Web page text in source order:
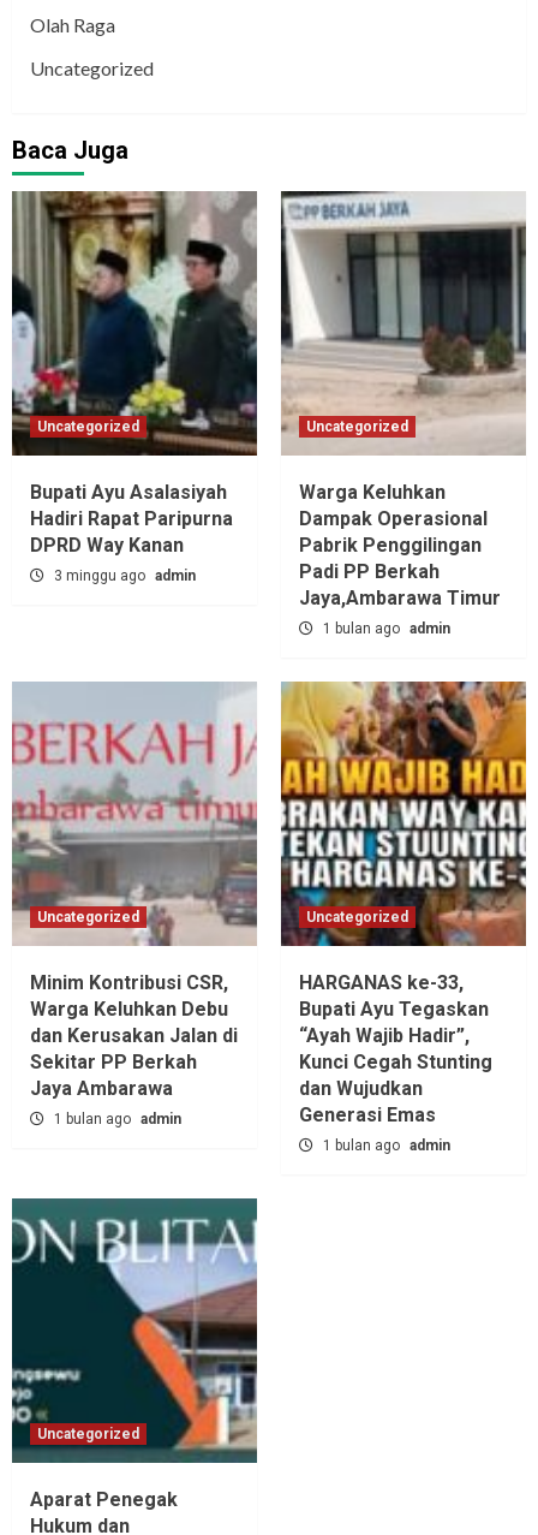
Olah Raga
Uncategorized
Baca Juga
Uncategorized
Bupati Ayu Asalasiyah
Hadiri Rapat Paripurna
DPRD Way Kanan
3 minggu ago admin
Uncategorized
Warga Keluhkan
Dampak Operasional
Pabrik Penggilingan
Padi PP Berkah
Jaya,‎Ambarawa Timur
1 bulan ago admin
Uncategorized
Minim Kontribusi CSR,
Warga Keluhkan Debu
dan Kerusakan Jalan di
Sekitar PP Berkah
Jaya Ambarawa‎
1 bulan ago admin
Uncategorized
HARGANAS ke-33,
Bupati Ayu Tegaskan
“Ayah Wajib Hadir”,
Kunci Cegah Stunting
dan Wujudkan
Generasi Emas
1 bulan ago admin
Uncategorized
Aparat Penegak
Hukum dan